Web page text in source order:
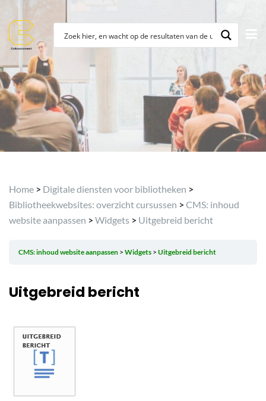
Archief
Home > Digitale diensten voor bibliotheken >
Bibliotheekwebsites: overzicht cursussen > CMS: inhoud
website aanpassen > Widgets > Uitgebreid bericht
CMS: inhoud website aanpassen Widgets Uitgebreid bericht
Uitgebreid bericht